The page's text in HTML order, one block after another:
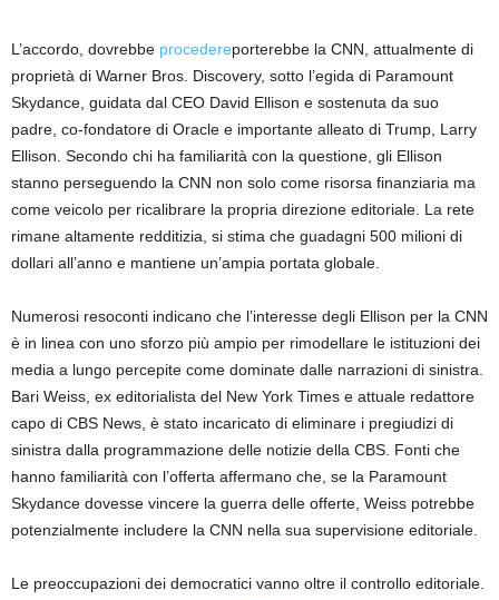
L’accordo, dovrebbe procedereporterebbe la CNN, attualmente di
proprietà di Warner Bros. Discovery, sotto l’egida di Paramount
Skydance, guidata dal CEO David Ellison e sostenuta da suo
padre, co-fondatore di Oracle e importante alleato di Trump, Larry
Ellison. Secondo chi ha familiarità con la questione, gli Ellison
stanno perseguendo la CNN non solo come risorsa finanziaria ma
come veicolo per ricalibrare la propria direzione editoriale. La rete
rimane altamente redditizia, si stima che guadagni 500 milioni di
dollari all’anno e mantiene un’ampia portata globale.
Numerosi resoconti indicano che l’interesse degli Ellison per la CNN
è in linea con uno sforzo più ampio per rimodellare le istituzioni dei
media a lungo percepite come dominate dalle narrazioni di sinistra.
Bari Weiss, ex editorialista del New York Times e attuale redattore
capo di CBS News, è stato incaricato di eliminare i pregiudizi di
sinistra dalla programmazione delle notizie della CBS. Fonti che
hanno familiarità con l’offerta affermano che, se la Paramount
Skydance dovesse vincere la guerra delle offerte, Weiss potrebbe
potenzialmente includere la CNN nella sua supervisione editoriale.
Le preoccupazioni dei democratici vanno oltre il controllo editoriale.